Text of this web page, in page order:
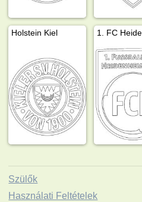
Holstein Kiel
Szülők
Használati Feltételek